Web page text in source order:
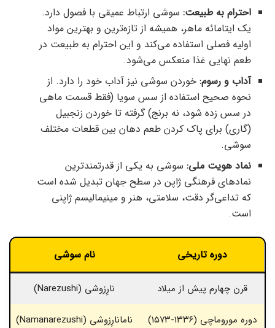
احترام به طبیعت: سوشی ارتباط عمیقی با فصول دارد.
یک ایتامائه ماهر، همیشه از تازه‌ترین و بهترین مواد
اولیه فصلی استفاده می‌کند و این احترام به طبیعت در
طعم نهایی غذا منعکس می‌شود.
آداب و رسوم: خوردن سوشی نیز آداب خود را دارد. از
نحوه صحیح استفاده از سس سویا (فقط قسمت ماهی
در سس زده شود، نه برنج) گرفته تا خوردن زنجبیل
(گاری) برای پاک کردن طعم دهان بین قطعات مختلف
سوشی.
نماد هویت ملی: سوشی به یکی از قدرتمندترین
نمادهای فرهنگی ژاپن در سطح جهان تبدیل شده است
که تداعی‌گر دقت، سلامتی، هنر و مینیمالیسم ژاپنی
است.
دوره تاریخی نام سوشی
قرن چهارم پیش از میلاد نارِزوشی (Narezushi)
دوره موروماچی (۱۳۳۶-۱۵۷۳) نامانارِزوشی (Namanarezushi)